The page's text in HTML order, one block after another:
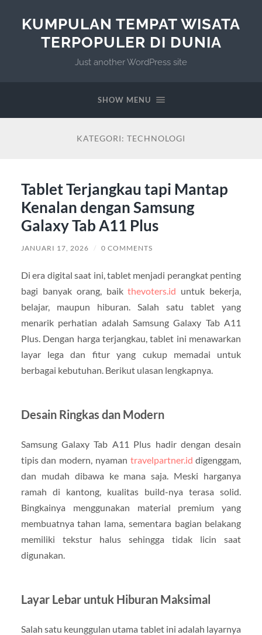
KUMPULAN TEMPAT WISATA
TERPOPULER DI DUNIA
Just another WordPress site
SHOW MENU
KATEGORI: TECHNOLOGI
Tablet Terjangkau tapi Mantap
Kenalan dengan Samsung
Galaxy Tab A11 Plus
JANUARI 17, 2026 / 0 COMMENTS
Di era digital saat ini, tablet menjadi perangkat penting
bagi banyak orang, baikthevoters.id untuk bekerja,
belajar, maupun hiburan. Salah satu tablet yang
menarik perhatian adalah Samsung Galaxy Tab A11
Plus. Dengan harga terjangkau, tablet ini menawarkan
layar lega dan fitur yang cukup memadai untuk
berbagai kebutuhan. Berikut ulasan lengkapnya.
Desain Ringkas dan Modern
Samsung Galaxy Tab A11 Plus hadir dengan desain
tipis dan modern, nyaman travelpartner.id digenggam,
dan mudah dibawa ke mana saja. Meski harganya
ramah di kantong, kualitas build-nya terasa solid.
Bingkainya menggunakan material premium yang
membuatnya tahan lama, sementara bagian belakang
memiliki tekstur halus sehingga tidak licin saat
digunakan.
Layar Lebar untuk Hiburan Maksimal
Salah satu keunggulan utama tablet ini adalah layarnya